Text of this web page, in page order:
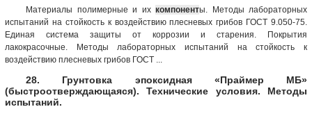
Материалы полимерные и их компоненты. Методы лабораторных
испытаний на стойкость к воздействию плесневых грибов ГОСТ 9.050-75.
Единая система защиты от коррозии и старения. Покрытия
лакокрасочные. Методы лабораторных испытаний на стойкость к
воздействию плесневых грибов ГОСТ ...
28. Грунтовка эпоксидная «Праймер МБ»
(быстроотверждающаяся). Технические условия. Методы
испытаний.